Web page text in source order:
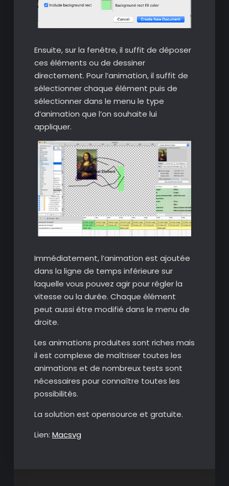
Ensuite, sur la fenêtre, il suffit de déposer
ces éléments ou de dessiner
directement. Pour l’animation, il suffit de
sélectionner chaque élément puis de
sélectionner dans le menu le type
d’animation que l’on souhaite lui
appliquer.
Immédiatement, l’animation est ajoutée
dans la ligne de temps inférieure sur
laquelle vous pouvez agir pour régler la
vitesse ou la durée. Chaque élément
peut aussi être modifié dans le menu de
droite.
Les animations produites sont riches mais
il est complexe de maîtriser toutes les
animations et de nombreux tests sont
nécessaires pour connaître toutes les
possibilités.
La solution est opensource et gratuite.
Lien: Macsvg